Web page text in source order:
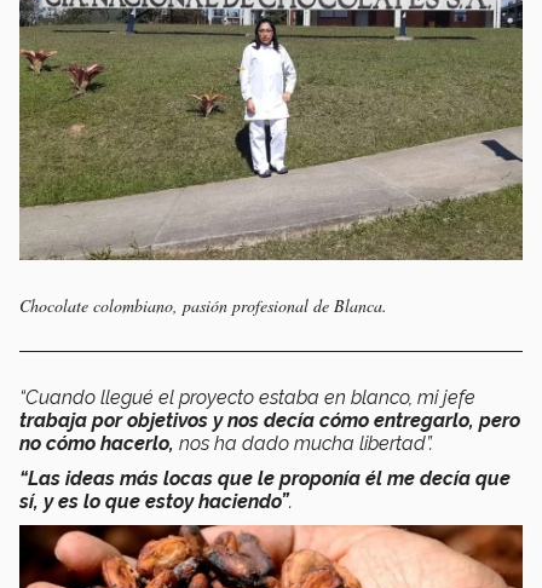
Chocolate colombiano, pasión profesional de Blanca.
“Cuando llegué el proyecto estaba en blanco, mi jefe
trabaja por objetivos y nos decía cómo entregarlo, pero
no cómo hacerlo, nos ha dado mucha libertad”.
“Las ideas más locas que le proponía él me decía que
sí, y es lo que estoy haciendo”.